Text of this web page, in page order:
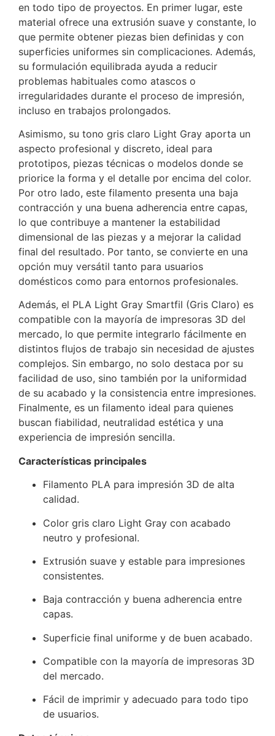
en todo tipo de proyectos. En primer lugar, este
material ofrece una extrusión suave y constante, lo
que permite obtener piezas bien definidas y con
superficies uniformes sin complicaciones. Además,
su formulación equilibrada ayuda a reducir
problemas habituales como atascos o
irregularidades durante el proceso de impresión,
incluso en trabajos prolongados.
Asimismo, su tono gris claro Light Gray aporta un
aspecto profesional y discreto, ideal para
prototipos, piezas técnicas o modelos donde se
priorice la forma y el detalle por encima del color.
Por otro lado, este filamento presenta una baja
contracción y una buena adherencia entre capas,
lo que contribuye a mantener la estabilidad
dimensional de las piezas y a mejorar la calidad
final del resultado. Por tanto, se convierte en una
opción muy versátil tanto para usuarios
domésticos como para entornos profesionales.
Además, el PLA Light Gray Smartfil (Gris Claro) es
compatible con la mayoría de impresoras 3D del
mercado, lo que permite integrarlo fácilmente en
distintos flujos de trabajo sin necesidad de ajustes
complejos. Sin embargo, no solo destaca por su
facilidad de uso, sino también por la uniformidad
de su acabado y la consistencia entre impresiones.
Finalmente, es un filamento ideal para quienes
buscan fiabilidad, neutralidad estética y una
experiencia de impresión sencilla.
Características principales
Filamento PLA para impresión 3D de alta
calidad.
Color gris claro Light Gray con acabado
neutro y profesional.
Extrusión suave y estable para impresiones
consistentes.
Baja contracción y buena adherencia entre
capas.
Superficie final uniforme y de buen acabado.
Compatible con la mayoría de impresoras 3D
del mercado.
Fácil de imprimir y adecuado para todo tipo
de usuarios.